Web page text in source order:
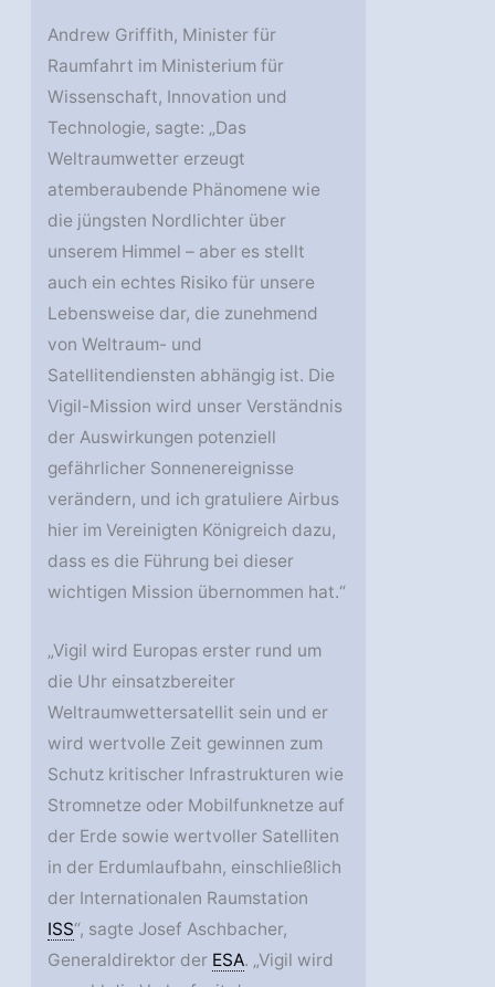
Andrew Griffith, Minister für
Raumfahrt im Ministerium für
Wissenschaft, Innovation und
Technologie, sagte: „Das
Weltraumwetter erzeugt
atemberaubende Phänomene wie
die jüngsten Nordlichter über
unserem Himmel – aber es stellt
auch ein echtes Risiko für unsere
Lebensweise dar, die zunehmend
von Weltraum- und
Satellitendiensten abhängig ist. Die
Vigil-Mission wird unser Verständnis
der Auswirkungen potenziell
gefährlicher Sonnenereignisse
verändern, und ich gratuliere Airbus
hier im Vereinigten Königreich dazu,
dass es die Führung bei dieser
wichtigen Mission übernommen hat.“
„Vigil wird Europas erster rund um
die Uhr einsatzbereiter
Weltraumwettersatellit sein und er
wird wertvolle Zeit gewinnen zum
Schutz kritischer Infrastrukturen wie
Stromnetze oder Mobilfunknetze auf
der Erde sowie wertvoller Satelliten
in der Erdumlaufbahn, einschließlich
der Internationalen Raumstation
ISS“, sagte Josef Aschbacher,
Generaldirektor der ESA. „Vigil wird